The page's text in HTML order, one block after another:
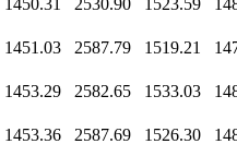
1450.31 2530.90 1523.59
1451.03 2587.79 1519.21
1453.29 2582.65 1533.03
1453.36 2587.69 1526.30